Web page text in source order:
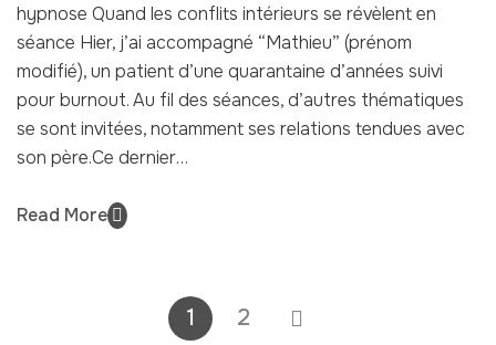
hypnose Quand les conflits intérieurs se révèlent en
séance Hier, j’ai accompagné “Mathieu” (prénom
modifié), un patient d’une quarantaine d’années suivi
pour burnout. Au fil des séances, d’autres thématiques
se sont invitées, notamment ses relations tendues avec
son père.Ce dernier…
Read More
1 2